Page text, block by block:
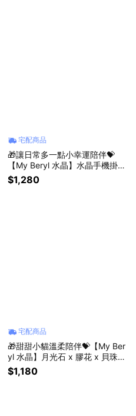
宅配商品
🎁讓日常多一點小幸運陪伴💝
【My Beryl 水晶】水晶手機掛鍊
｜五款風格・自選幸運・療癒陪
伴 #手機掛鍊 #水晶掛飾 #幸運
$1,280
宅配商品
🎁甜甜小貓溫柔陪伴💝【My Ber
yl 水晶】月光石 x 膠花 x 貝珠
【花貓月語・溫柔陪伴】水晶手
鍊 #招人緣 #魅力提升 #助人際
$1,180